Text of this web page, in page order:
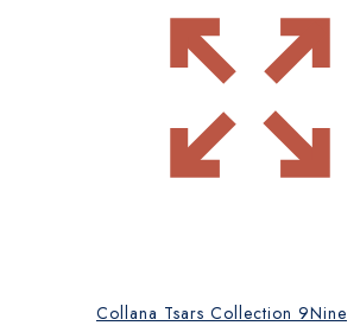
Collana Tsars Collection 9Nine